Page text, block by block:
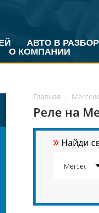
АВТО В РАЗБОР
О КОМПАНИИ
Главная ←
Реле на
» Найди